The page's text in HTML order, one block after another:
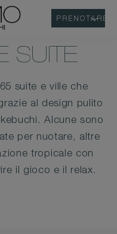
PRENOTARE
SUITE
suite e ville che
al design pulito
Alcune sono
per nuotare, altre
tropicale con
il gioco e il relax.